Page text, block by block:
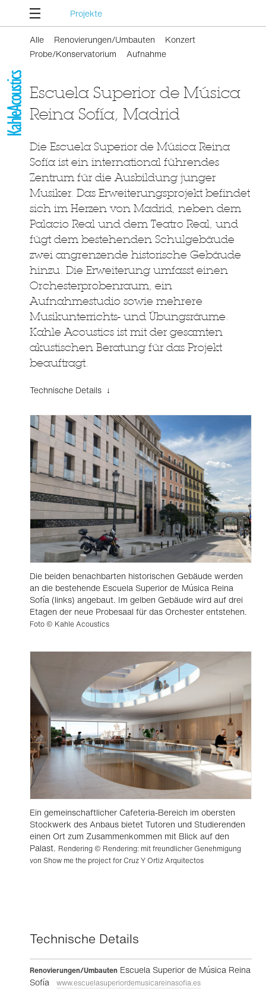
Projekte
Alle Renovierungen/Umbauten
Konzert
Probe/Konservatorium
Aufnahme
Escuela Superior de Música
Reina Sofía, Madrid
Die Escuela Superior de Música Reina
Sofía ist ein international führendes
Zentrum für die Ausbildung junger
Musiker. Das Erweiterungsprojekt befindet
sich im Herzen von Madrid, neben dem
Palacio Real und dem Teatro Real, und
fügt dem bestehenden Schulgebäude
zwei angrenzende historische Gebäude
hinzu. Die Erweiterung umfasst einen
Orchesterprobenraum, ein
Aufnahmestudio sowie mehrere
Musikunterrichts- und Übungsräume.
Kahle Acoustics ist mit der gesamten
akustischen Beratung für das Projekt
beauftragt.
Technische Details ↓
Die beiden benachbarten historischen Gebäude werden
an die bestehende Escuela Superior de Música Reina
Sofía (links) angebaut. Im gelben Gebäude wird auf drei
Etagen der neue Probesaal für das Orchester entstehen.
Foto © Kahle Acoustics
Ein gemeinschaftlicher Cafeteria-Bereich im obersten
Stockwerk des Anbaus bietet Tutoren und Studierenden
einen Ort zum Zusammenkommen mit Blick auf den
Palast. Rendering © Rendering: mit freundlicher Genehmigung
von Show me the project for Cruz Y Ortiz Arquitectos
Technische Details
Renovierungen/Umbauten Escuela Superior de Música Reina
Sofía
www.escuelasuperiordemusicareinasofia.es